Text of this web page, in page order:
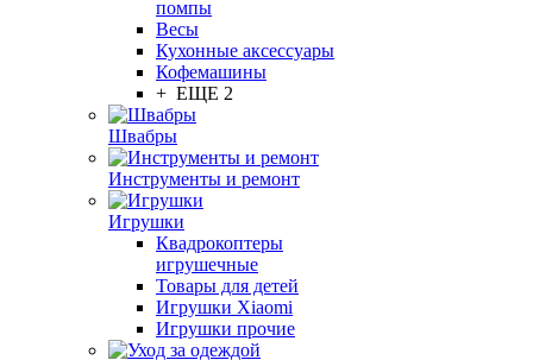
помпы
Весы
Кухонные аксессуары
Кофемашины
+ ЕЩЕ 2
Швабры
Инструменты и ремонт
Игрушки
Квадрокоптеры
игрушечные
Товары для детей
Игрушки Xiaomi
Игрушки прочие